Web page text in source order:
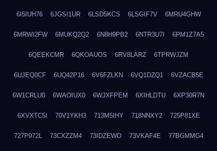
6I5IUH76 6JGSI1UR 6LSD5KCS 6LSGIF7V 6MRU4GHW
6MRWI2FW 6MUKQ2Q2 6N8H9PB2 6NTR3U7I 6PM1Z7A5
6QEEKCMR 6QKOAUOS 6RV8LARZ 6TPRWJZM
6UJEQ0CF 6UQ42P16 6V6FZLKN 6VQ1DZQ1 6VZACB5E
6W1CRLU0 6WAOIUX0 6WJXFPEM 6XIHLDTU 6XP30R7N
6XVXTC5I 70V1YKH3 713M5IHY 718NNXY2 725P81XE
727P972L 73CXZZM4 73IDZEWO 73VKAF4E 77BGMMG4